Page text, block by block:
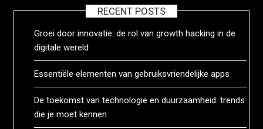
RECENT POSTS
Groei door innovatie: de rol van growth hacking in de
digitale wereld
Essentiële elementen van gebruiksvriendelijke apps
De toekomst van technologie en duurzaamheid: trends
die je moet kennen